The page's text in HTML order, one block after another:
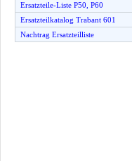
Ersatzteile-Liste P50, P60
Ersatzteilkatalog Trabant 601
Nachtrag Ersatzteilliste